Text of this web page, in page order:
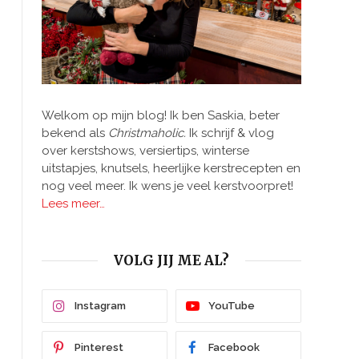
Welkom op mijn blog! Ik ben Saskia, beter
bekend als Christmaholic. Ik schrijf & vlog
over kerstshows, versiertips, winterse
uitstapjes, knutsels, heerlijke kerstrecepten en
nog veel meer. Ik wens je veel kerstvoorpret!
Lees meer…
VOLG JIJ ME AL?
Instagram YouTube
Pinterest Facebook